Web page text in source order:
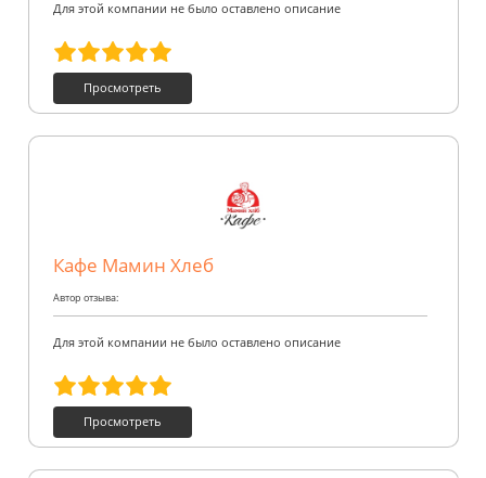
Для этой компании не было оставлено описание
Просмотреть
Кафе Мамин Хлеб
Автор отзыва:
Для этой компании не было оставлено описание
Просмотреть